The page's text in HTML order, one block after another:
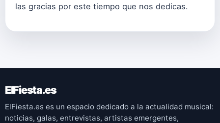
las gracias por este tiempo que nos dedicas.
ElFiesta.es
ElFiesta.es es un espacio dedicado a la actualidad musical:
noticias, galas, entrevistas, artistas emergentes,